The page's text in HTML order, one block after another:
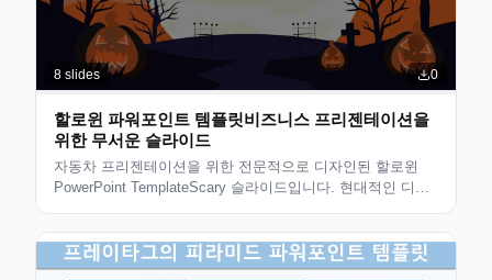
8 slides 0
할로윈 파워포인트 템플릿비즈니스 프리젠테이션을
위한 무서운 슬라이드
자동차 프리젠테이션을 위한 전문적으로 디자인된 할로윈
PowerPoint TemplateScary 슬라이드입니다. 현대적인 디자
니다.